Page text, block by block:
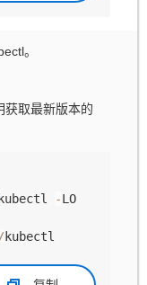
。
获取最新版本的
-LO
/